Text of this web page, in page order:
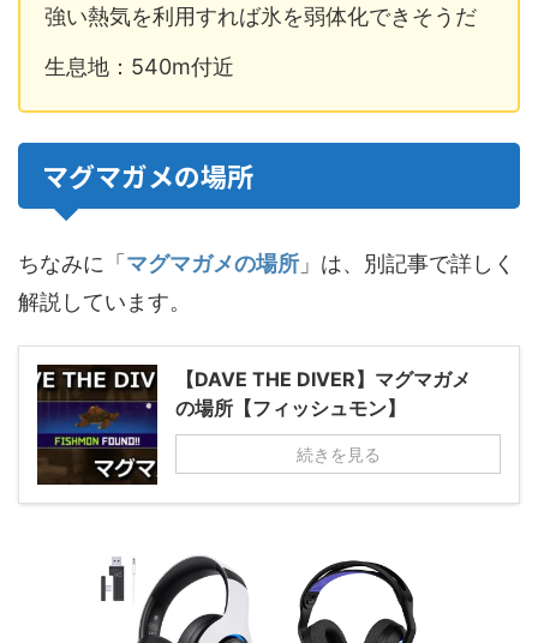
強い熱気を利用すれば氷を弱体化できそうだ
生息地：540m付近
マグマガメの場所
ちなみに「 マグマガメの場所 」は、別記事で詳しく
解説しています。
【DAVE THE DIVER】マグマガメ
の場所【フィッシュモン】
続きを見る